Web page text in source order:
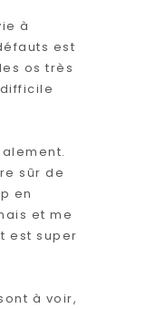
à
est
os très
sûr de
en
et me
est super
à voir,